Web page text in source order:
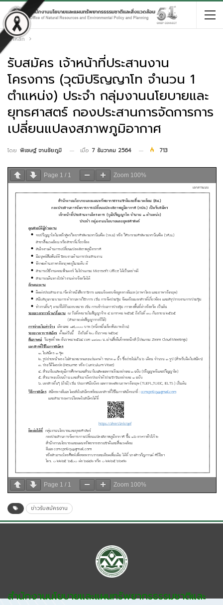
หน้าหลัก
รับสมัคร เจ้าหน้าที่ประสานงาน
โครงการ (วุฒิปริญญาโท จำนวน 1
ตำแหน่ง) ประจำ กลุ่มงานนโยบายและ
ยุทธศาสตร์ กองประสานการจัดการการ
เปลี่ยนแปลงสภาพภูมิอากาศ
โดย พิเชษฐ์ จานชัยภูมิ เมื่อ 7 ธันวาคม 2564 713
Page 1 / 1 Zoom 100%
Page 1 / 1 Zoom 100%
ข่าวรับสมัครงาน
สำนักงานนโยบายและแผนทรัพยากรธรรมชาติและ